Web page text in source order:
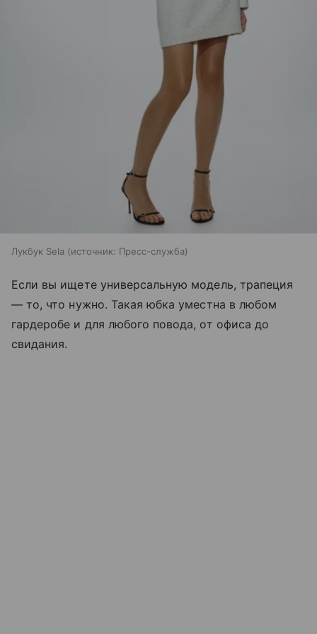
Лукбук Sela источник: Пресс-служба
Если вы ищете универсальную модель, трапеция
— то, что нужно. Такая юбка уместна в любом
гардеробе и для любого повода, от офиса до
свидания.